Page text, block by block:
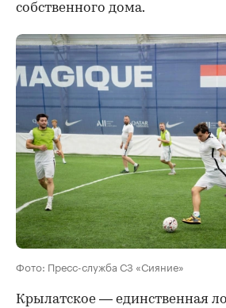
собственного дома.
Фото: Пресс-служба СЗ «Сияние»
Крылатское — единственная